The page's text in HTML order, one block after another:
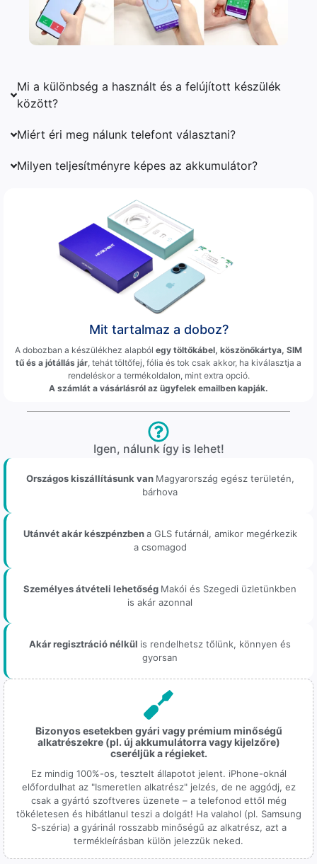
Mi a különbség a használt és a felújított készülék
között?
Miért éri meg nálunk telefont választani?
Milyen teljesítményre képes az akkumulátor?
Mit tartalmaz a doboz?
A dobozban a készülékhez alapból egy töltőkábel, köszönőkártya, SIM
tű és a jótállás jár , tehát töltőfej, fólia és tok csak akkor, ha kiválasztja a
rendeléskor a termékoldalon, mint extra opció.
A számlát a vásárlásról az ügyfelek emailben kapják.
Igen, nálunk így is lehet!
Országos kiszállításunk van Magyarország egész területén,
bárhova
Utánvét akár készpénzbena GLS futárnál, amikor megérkezik
a csomagod
Személyes átvételi lehetőség Makói és Szegedi üzletünkben
is akár azonnal
Akár regisztráció nélkül is rendelhetsz tőlünk, könnyen és
gyorsan
Bizonyos esetekben gyári vagy prémium minőségű
alkatrészekre (pl. új akkumulátorra vagy kijelzőre)
cseréljük a régieket.
Ez mindig 100%-os, tesztelt állapotot jelent. iPhone-oknál
előfordulhat az "Ismeretlen alkatrész" jelzés, de ne aggódj, ez
csak a gyártó szoftveres üzenete – a telefonod ettől még
tökéletesen és hibátlanul teszi a dolgát! Ha valahol (pl. Samsung
S-széria) a gyárinál rosszabb minőségű az alkatrész, azt a
termékleírásban külön jelezzük neked.